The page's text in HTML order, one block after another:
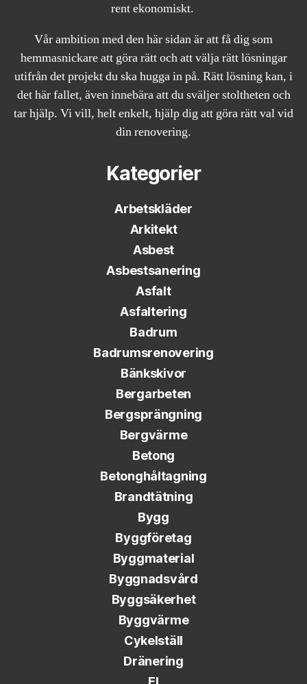
rent ekonomiskt.
Vår ambition med den här sidan är att få dig som
hemmasnickare att göra rätt och att välja rätt lösningar
utifrån det projekt du ska hugga in på. Rätt lösning kan, i
det här fallet, även innebära att du sväljer stoltheten och
tar hjälp. Vi vill, helt enkelt, hjälp dig att göra rätt val vid
din renovering.
Kategorier
Arbetskläder
Arkitekt
Asbest
Asbestsanering
Asfalt
Asfaltering
Badrum
Badrumsrenovering
Bänkskivor
Bergarbeten
Bergsprängning
Bergvärme
Betong
Betonghåltagning
Brandtätning
Bygg
Byggföretag
Byggmaterial
Byggnadsvård
Byggsäkerhet
Byggvärme
Cykelställ
Dränering